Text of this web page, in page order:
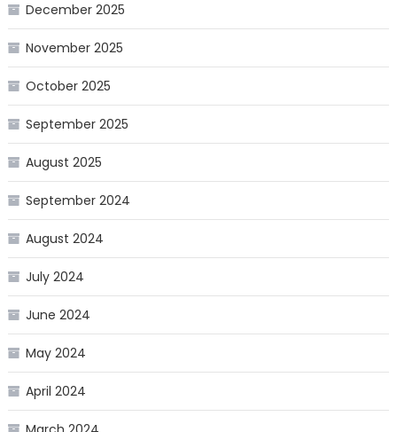
December 2025
November 2025
October 2025
September 2025
August 2025
September 2024
August 2024
July 2024
June 2024
May 2024
April 2024